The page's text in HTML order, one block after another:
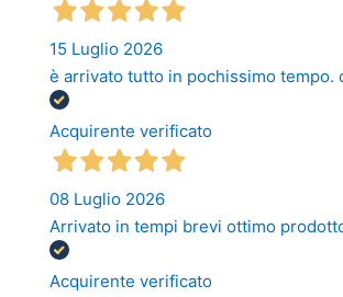
15 Luglio 2026
è arrivato tutto in pochissimo tempo.
Acquirente verificato
08 Luglio 2026
Arrivato in tempi brevi ottimo
Acquirente verificato